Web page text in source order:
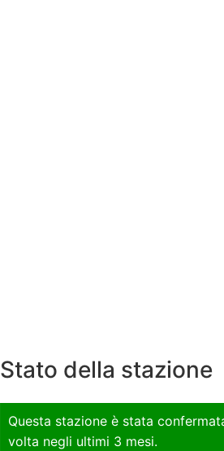
Stato della stazione
Questa stazione è stata
volta negli ultimi 3 mesi.